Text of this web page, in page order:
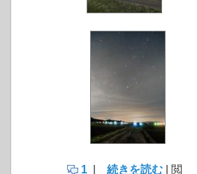
1 続きを読む | 閲